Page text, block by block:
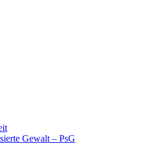
Gewalt – PsG